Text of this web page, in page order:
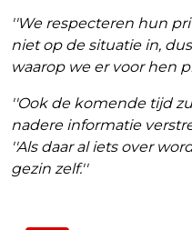
''We respecteren hun
niet op de situatie in,
waarop we er voor hen
''Ook de komende tijd
nadere informatie
''Als daar al iets over
gezin zelf.''